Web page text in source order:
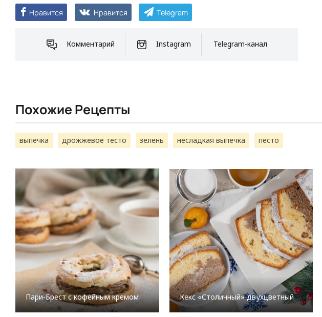
Нравится Нравится Telegram
Комментарий Instagram Telegram-канал
Похожие Рецепты
выпечка дрожжевое тесто зелень несладкая выпечка песто
Пари-Брест с кофейным кремом Кекс «Столичный» двухцветный